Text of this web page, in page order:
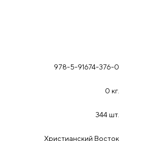
978-5-91674-376-0
0 кг.
344 шт.
Христианский Восток